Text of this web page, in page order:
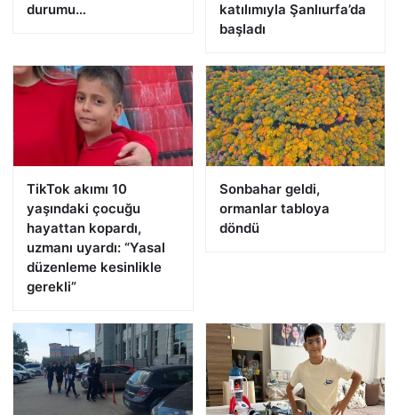
durumu…
katılımıyla Şanlıurfa’da
başladı
TikTok akımı 10
yaşındaki çocuğu
hayattan kopardı,
uzmanı uyardı: “Yasal
düzenleme kesinlikle
gerekli”
Sonbahar geldi,
ormanlar tabloya
döndü